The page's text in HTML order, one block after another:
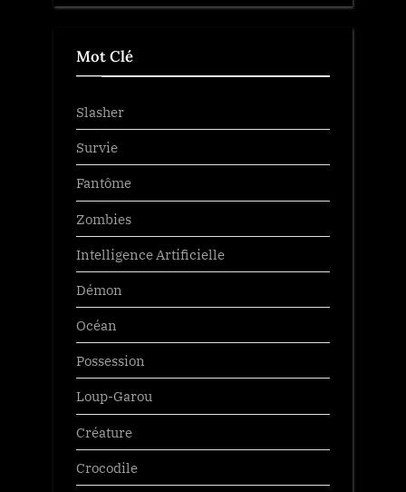
Mot Clé
Slasher
Survie
Fantôme
Zombies
Intelligence Artificielle
Démon
Océan
Possession
Loup-Garou
Créature
Crocodile